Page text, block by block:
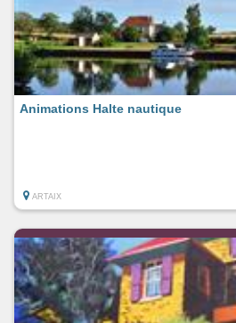
Animations Halte nautique
ARTAIX